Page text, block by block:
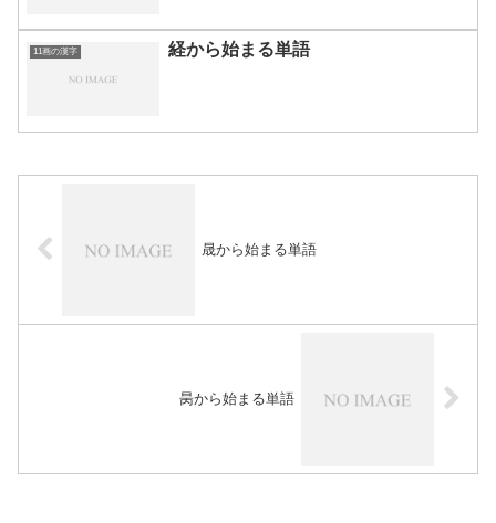
11画の漢字 経から始まる単語
晟から始まる単語
昺から始まる単語